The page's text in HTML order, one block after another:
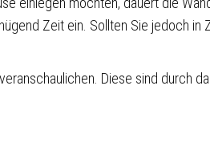
Zeit ein. Sollten Sie jedoch in
Diese sind durch